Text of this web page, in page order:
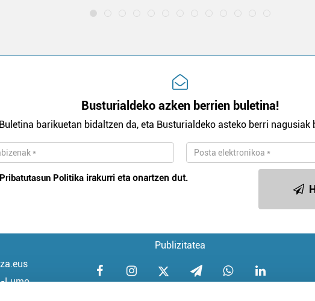
Busturialdeko azken berrien buletina!
Buletina barikuetan bidaltzen da, eta Busturialdeko asteko berri nagusiak
Pribatutasun Politika irakurri eta onartzen dut.
Lumo
Publizitatea